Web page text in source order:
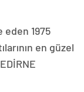
eden 1975
en güzel